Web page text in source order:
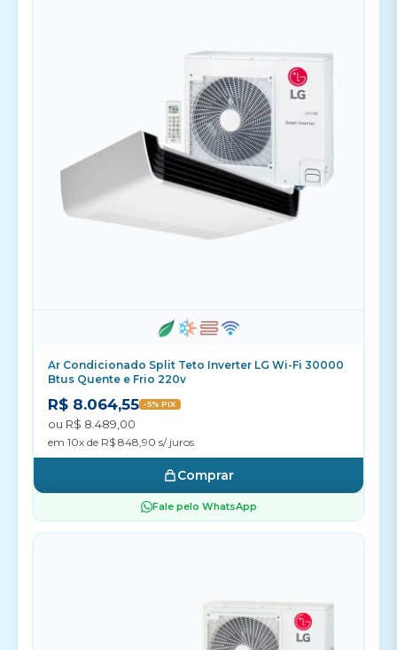
Ar Condicionado Split Teto Inverter LG Wi-Fi 30000
Btus Quente e Frio 220v
R$ 8.064,55 -5% PIX
ou R$ 8.489,00
em 10x de R$ 848,90 s/ juros
Comprar
Fale pelo WhatsApp